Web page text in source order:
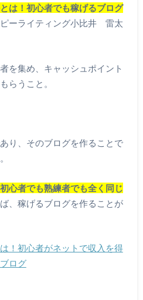
は！初心者でも稼げるブログ
ーライティング小比井 雷太
を集め、キャッシュポイント
らうこと。
り、そのブログを作ることで
心者でも熟練者でも全く同じ
、稼げるブログを作ることが
！初心者がネットで収入を得
ログ